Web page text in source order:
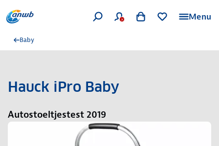
Menu
Baby
Hauck iPro Baby
Autostoeltjestest 2019